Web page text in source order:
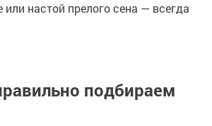
или настой прелого сена — всегда
подбираем